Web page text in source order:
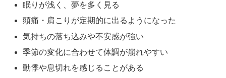
眠りが浅く、夢を多く見る
頭痛・肩こりが定期的に出るようになった
気持ちの落ち込みや不安感が強い
季節の変化に合わせて体調が崩れやすい
動悸や息切れを感じることがある